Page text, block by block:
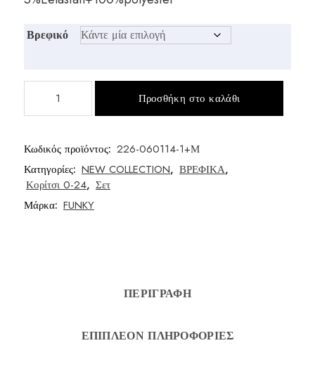
Βρεφικό
Προσθήκη στο καλάθι
Κωδικός προϊόντος: 226-060114-1+Μ
Κατηγορίες: NEW COLLECTION, ΒΡΕΦΙΚΑ,
Κορίτσι 0-24, Σετ
Μάρκα: FUNKY
ΠΕΡΙΓΡΑΦΉ
ΕΠΙΠΛΈΟΝ ΠΛΗΡΟΦΟΡΊΕΣ